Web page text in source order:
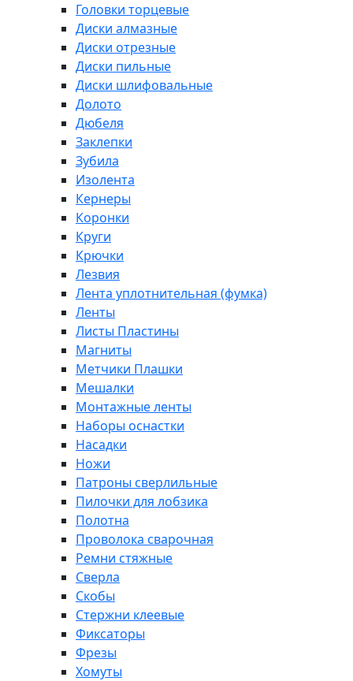
Головки торцевые
Диски алмазные
Диски отрезные
Диски пильные
Диски шлифовальные
Долото
Дюбеля
Заклепки
Зубила
Изолента
Кернеры
Коронки
Круги
Крючки
Лезвия
Лента уплотнительная (фумка)
Ленты
Листы Пластины
Магниты
Метчики Плашки
Мешалки
Монтажные ленты
Наборы оснастки
Насадки
Ножи
Патроны сверлильные
Пилочки для лобзика
Полотна
Проволока сварочная
Ремни стяжные
Сверла
Скобы
Стержни клеевые
Фиксаторы
Фрезы
Хомуты